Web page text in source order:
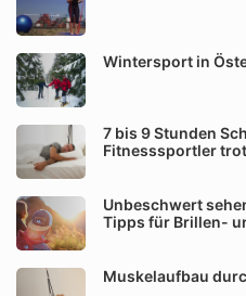
Wintersport in
7 bis 9 Stunden
Fitnesssportler
Unbeschwert
Tipps für Brillen-
Muskelaufbau